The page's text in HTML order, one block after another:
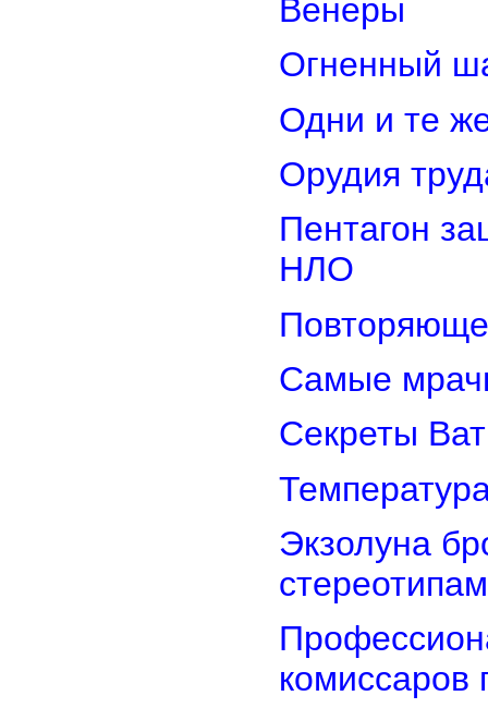
Венеры
Огненный
Одни и те
Орудия
Пентагон
НЛО
Самые
Секреты
Экзолуна
стереотипам
комиссаров